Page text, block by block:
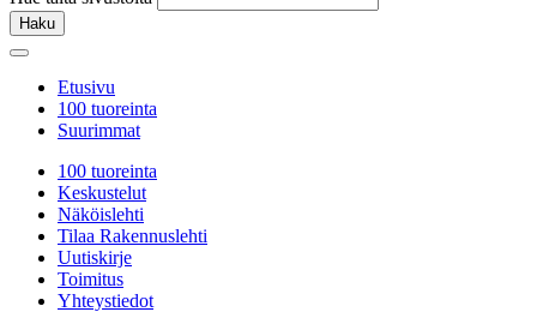
Haku
Etusivu
100 tuoreinta
Suurimmat
100 tuoreinta
Keskustelut
Näköislehti
Tilaa Rakennuslehti
Uutiskirje
Toimitus
Yhteystiedot